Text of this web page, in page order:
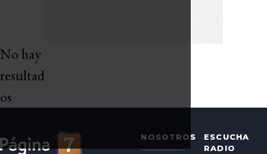
No hay
resultad
os
NOSOTROS
ESCUCHA
RADIO